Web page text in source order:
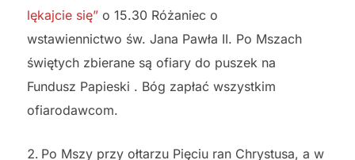
lękajcie się”o 15.30 Różaniec o
wstawiennictwo św. Jana Pawła II. Po Mszach
świętych zbierane są ofiary do puszek na
Fundusz Papieski . Bóg zapłać wszystkim
ofiarodawcom.
Po Mszy przy ołtarzu Pięciu ran Chrystusa, a w